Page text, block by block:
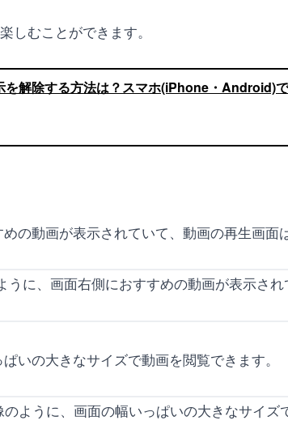
しむことができます。
解除する方法は？スマホ(iPhone・Android)
の動画が表示されていて、動画の再生画面
いの大きなサイズで動画を閲覧できます。